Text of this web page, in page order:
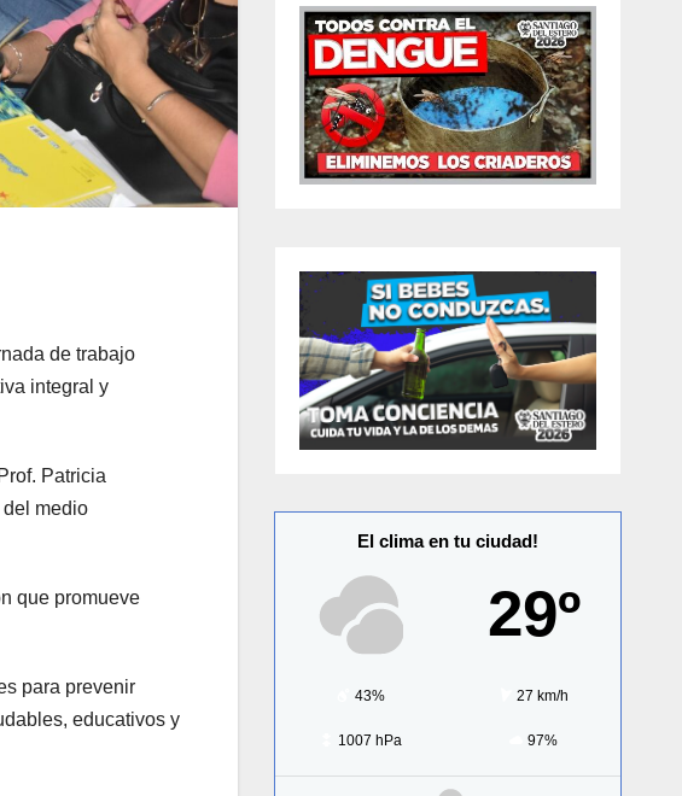
de trabajo
integral y
Patricia
medio
que promueve
para prevenir
educativos y
El clima en tu ciudad!
29º
43% 27 km/h
1007 hPa 97%